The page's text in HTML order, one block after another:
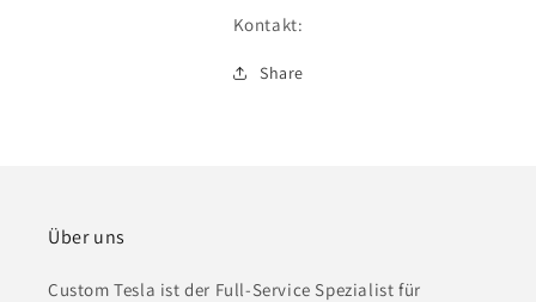
Kontakt:
Share
Über uns
Custom Tesla ist der Full-Service Spezialist für